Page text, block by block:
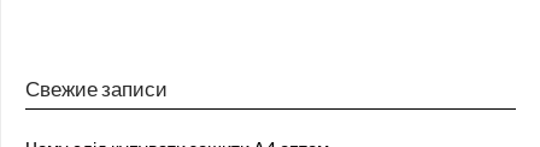
Свежие записи